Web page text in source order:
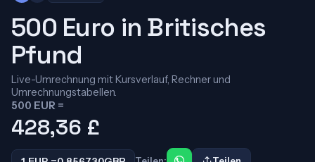
500 Euro in Britisches
Pfund
Live-Umrechnung mit Kursverlauf, Rechner und
Umrechnungstabellen.
500 EUR =
428,36 £